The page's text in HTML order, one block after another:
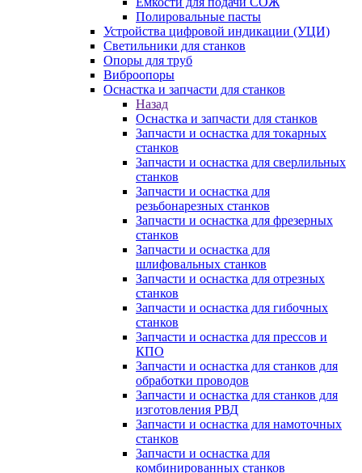
Полировальные пасты
Устройства цифровой индикации (УЦИ)
Светильники для станков
Опоры для труб
Виброопоры
Оснастка и запчасти для станков
Назад
Оснастка и запчасти для станков
Запчасти и оснастка для токарных
станков
Запчасти и оснастка для сверлильных
станков
Запчасти и оснастка для
резьбонарезных станков
Запчасти и оснастка для фрезерных
станков
Запчасти и оснастка для
шлифовальных станков
Запчасти и оснастка для отрезных
станков
Запчасти и оснастка для гибочных
станков
Запчасти и оснастка для прессов и
КПО
Запчасти и оснастка для станков для
обработки проводов
Запчасти и оснастка для станков для
изготовления РВД
Запчасти и оснастка для намоточных
станков
Запчасти и оснастка для
комбинированных станков